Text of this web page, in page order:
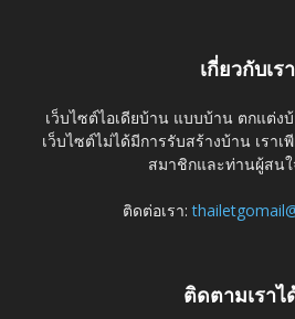
เกี่ยวกับเรา
เว็บไซต์ไอเดียบ้าน แบบบ้าน ตกแต่
เว็บไซต์ไม่ได้มีการรับสร้างบ้าน เราเ
สมาชิกและท่านผู้สน
ติดต่อเรา:
ติดตามเราไ